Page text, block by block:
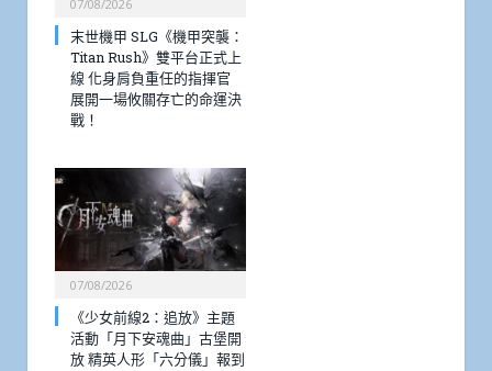
07/08/2026
末世機甲 SLG《機甲突襲：
Titan Rush》雙平台正式上
線 化身肩負重任的指揮官
展開一場攸關存亡的命運決
戰！
07/08/2026
《少女前線2：追放》主題
活動「月下安魂曲」古堡開
放 精英人形「六分儀」報到